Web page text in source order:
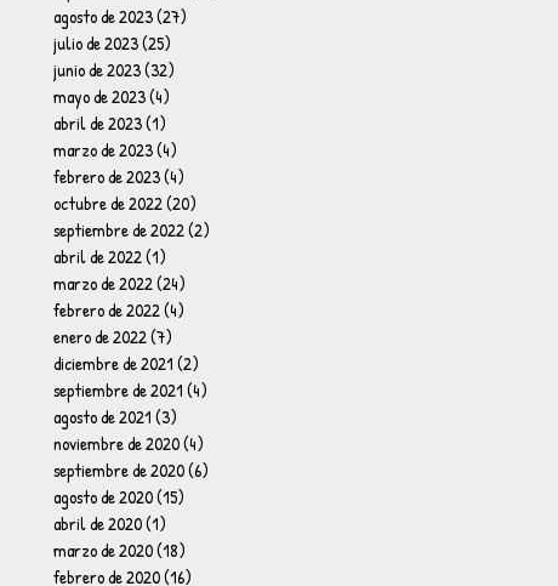
agosto de 2023(27)
julio de 2023(25)
junio de 2023(32)
mayo de 2023(4)
abril de 2023(1)
marzo de 2023(4)
febrero de 2023(4)
octubre de 2022(20)
septiembre de 2022(2)
abril de 2022(1)
marzo de 2022(24)
febrero de 2022(4)
enero de 2022(7)
diciembre de 2021(2)
septiembre de 2021(4)
agosto de 2021(3)
noviembre de 2020(4)
septiembre de 2020(6)
agosto de 2020(15)
abril de 2020(1)
marzo de 2020(18)
febrero de 2020(16)